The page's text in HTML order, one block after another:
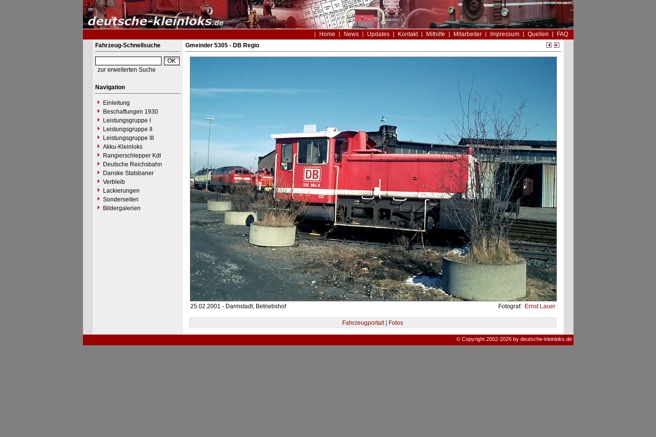
Home News Updates Kontakt Mithilfe Mitarbeiter Impressum Quellen
FAQ
Fahrzeug-Schnellsuche
zur erweiterten Suche
Navigation
Einleitung
Beschaffungen 1930
Leistungsgruppe I
Leistungsgruppe II
Leistungsgruppe III
Akku-Kleinloks
Rangierschlepper Kdl
Deutsche Reichsbahn
Danske Statsbaner
Verbleib
Lackierungen
Sonderseiten
Bildergalerien
Gmeinder 5305 - DB Regio
25.02.2001 - Darmstadt, Betriebshof Fotograf: Ernst Lauer
Fahrzeugportait | Fotos
© Copyright 2002-2026 by deutsche-kleinloks.de